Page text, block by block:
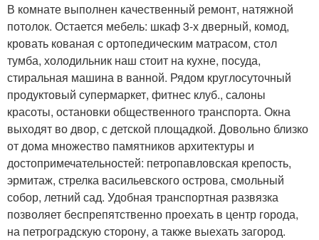
В комнате выполнен качественный ремонт, натяжной
потолок. Остается мебель: шкаф 3-х дверный, комод,
кровать кованая с ортопедическим матрасом, стол
тумба, холодильник наш стоит на кухне, посуда,
стиральная машина в ванной. Рядом круглосуточный
продуктовый супермаркет, фитнес клуб., салоны
красоты, остановки общественного транспорта. Окна
выходят во двор, с детской площадкой. Довольно близко
от дома множество памятников архитектуры и
достопримечательностей: петропавловская крепость,
эрмитаж, стрелка васильевского острова, смольный
собор, летний сад. Удобная транспортная развязка
позволяет беспрепятственно проехать в центр города,
на петроградскую сторону, а также выехать загород.